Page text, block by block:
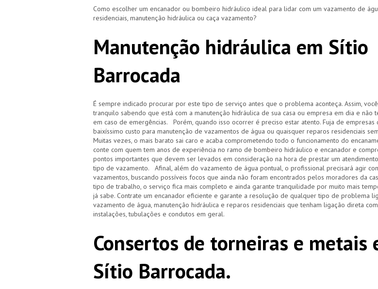
Como escolher um encanador ou bombeiro hidráulico ideal para lidar com um vazamento de
residenciais, manutenção hidráulica ou caça vazamento?
Manutenção hidráulica em Sítio
Barrocada
É sempre indicado procurar por este tipo de serviço antes que o problema aconteça. Assim,
tranquilo sabendo que está com a manutenção hidráulica de sua casa ou empresa em dia e não
em caso de emergências. Porém, quando isso ocorrer é preciso estar atento. Fuja de empresas
baixíssimo custo para manutenção de vazamentos de água ou quaisquer reparos residenciais
Muitas vezes, o mais barato sai caro e acaba comprometendo todo o funcionamento do
conte com quem tem anos de experiência no ramo de bombeiro hidráulico e encanador e
pontos importantes que devem ser levados em consideração na hora de prestar um
tipo de vazamento. Afinal, além do vazamento de água pontual, o profissional precisará agir
vazamentos, buscando possíveis focos que ainda não foram encontrados pelos moradores da
tipo de trabalho, o serviço fica mais completo e ainda garante tranquilidade por muito mais
já sabe. Contrate um encanador eficiente e garante a resolução de qualquer tipo de problema
vazamento de água, manutenção hidráulica e reparos residenciais que tenham ligação direta
instalações, tubulações e condutos em geral.
Consertos de torneiras e metais
Sítio Barrocada.